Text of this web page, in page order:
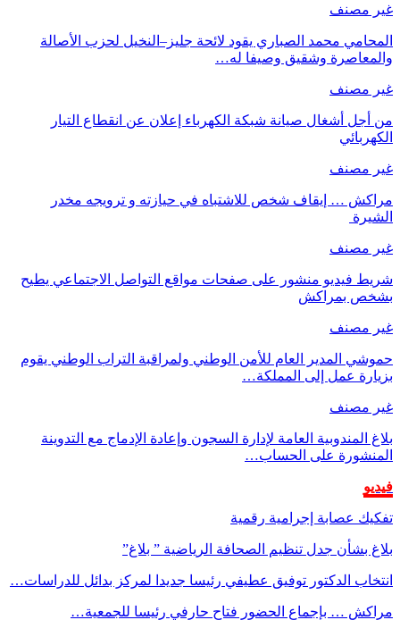
غير مصنف
المحامي محمد الصباري يقود لائحة جليز–النخيل لحزب الأصالة
والمعاصرة وشقيق وصيفا له…
غير مصنف
من أجل أشغال صيانة شبكة الكهرباء إعلان عن انقطاع التيار
الكهربائي
غير مصنف
مراكش … إيقاف شخص للاشتباه في حيازته و ترويجه مخدر
الشيرة
غير مصنف
شريط فيديو منشور على صفحات مواقع التواصل الاجتماعي يطيح
بشخص بمراكش
غير مصنف
حموشي المدير العام للأمن الوطني ولمراقبة التراب الوطني يقوم
بزيارة عمل إلى المملكة…
غير مصنف
بلاغ المندوبية العامة لإدارة السجون وإعادة الإدماج مع التدوينة
المنشورة على الحساب…
فيديو
تفكيك عصابة إجرامية رقمية
بلاغ بشأن جدل تنظيم الصحافة الرياضية ” بلاغ”
انتخاب الدكتور توفيق عطيفي رئيسا جديدا لمركز بدائل للدراسات…
مراكش … بإجماع الحضور فتاح حارفي رئيسا للجمعية…